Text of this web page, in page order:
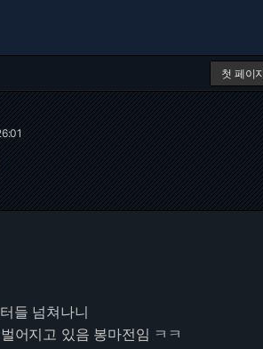
첫 페이지
들 넘쳐나니
어지고 있음 봉마전임 ㅋㅋ